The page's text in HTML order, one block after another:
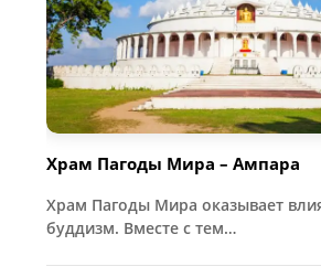
Храм Пагоды Мира – Ампара
Храм Пагоды Мира оказывает
буддизм. Вместе с тем…